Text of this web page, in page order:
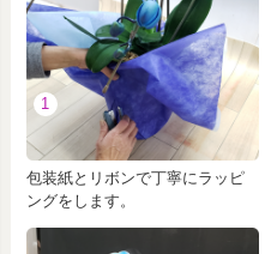
1
包装紙とリボンで丁寧にラッピ
ングをします。